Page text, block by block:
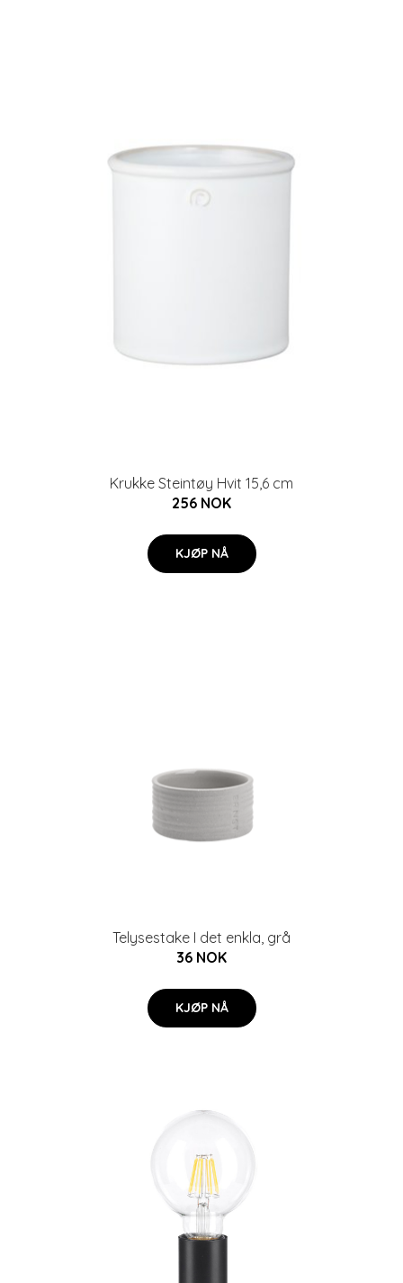
Krukke Steintøy Hvit 15,6 cm
256 NOK
KJØP NÅ
Telysestake I det enkla, grå
36 NOK
KJØP NÅ